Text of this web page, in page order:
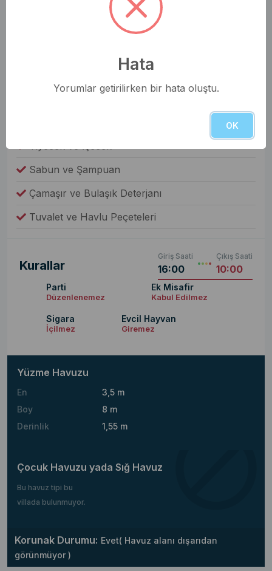
Yiyecek ve İçecek
Sabun ve Şampuan
Çamaşır ve Bulaşık Deterjanı
Tuvalet ve Havlu Peçeteleri
Kurallar
Giriş Saati
16:00
Çıkış Saati
10:00
Parti
Düzenlenemez
Ek Misafir
Kabul Edilmez
Sigara
İçilmez
Evcil Hayvan
Giremez
Yüzme Havuzu
En
3,5 m
Boy
8 m
Derinlik
1,55 m
Çocuk Havuzu yada Sığ Havuz
Bu havuz tipi bu
villada bulunmuyor.
Korunak Durumu: Evet( Havuz alanı dışarıdan
görünmüyor )
Hata
Yorumlar getirilirken bir hata oluştu.
OK